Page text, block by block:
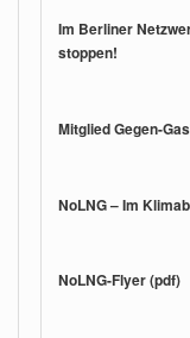
Im Berliner
stoppen!
Mitglied Gegen-
NoLNG – Im
NoLNG-Flyer (pdf)